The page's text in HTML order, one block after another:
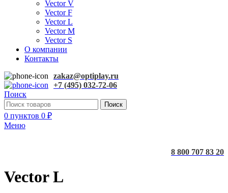
Vector V
Vector F
Vector L
Vector M
Vector S
О компании
Контакты
zakaz@optiplay.ru
+7 (495) 032-72-06
Поиск
Поиск
0 пунктов 0 ₽
Меню
8 800 707 83 20
Vector L